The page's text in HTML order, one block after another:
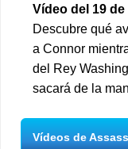
Vídeo del 19 de
Descubre qué
a Connor
del Rey
sacará de la
Vídeos de